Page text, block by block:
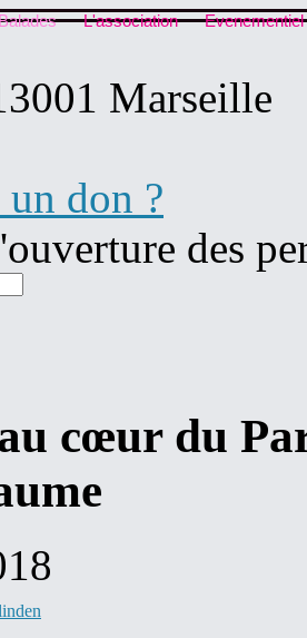
L'association Evenementiel
Marseille
don ?
des
cœur du